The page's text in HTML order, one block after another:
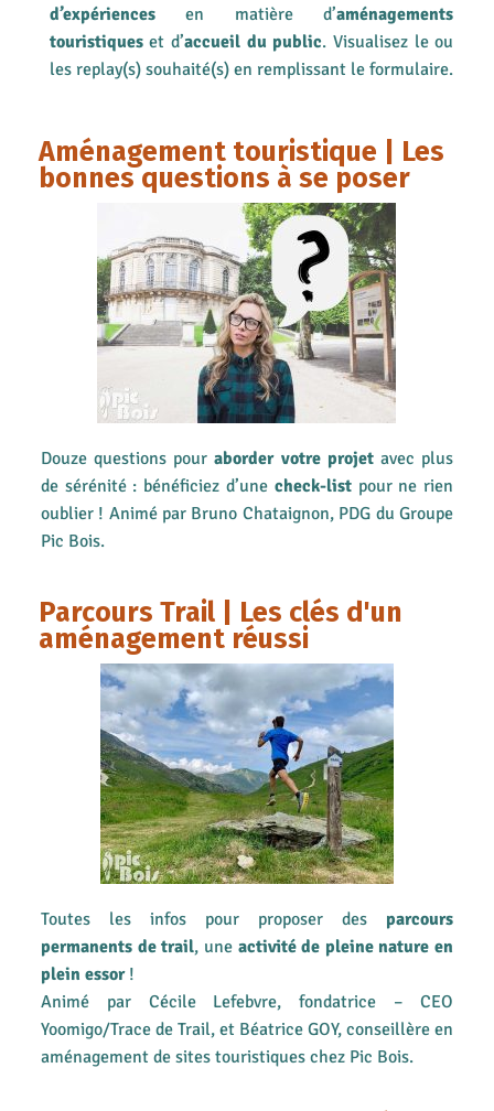
d’expériencesen matière d’aménagements
touristiqueset d’accueil du public. Visualisez le ou
les replay(s) souhaité(s) en remplissant le formulaire.
Aménagement touristique | Les
bonnes questions à se poser
Douze questions pour aborder votre projetavec plus
de sérénité : bénéficiez d’une check-listpour ne rien
oublier ! Animé par Bruno Chataignon, PDG du Groupe
Pic Bois.
Parcours Trail | Les clés d'un
aménagement réussi
Toutes les infos pour proposer des parcours
permanents de trail, une activité de pleine nature en
plein essor!
Animé par Cécile Lefebvre, fondatrice – CEO
Yoomigo/Trace de Trail, et Béatrice GOY, conseillère en
aménagement de sites touristiques chez Pic Bois.